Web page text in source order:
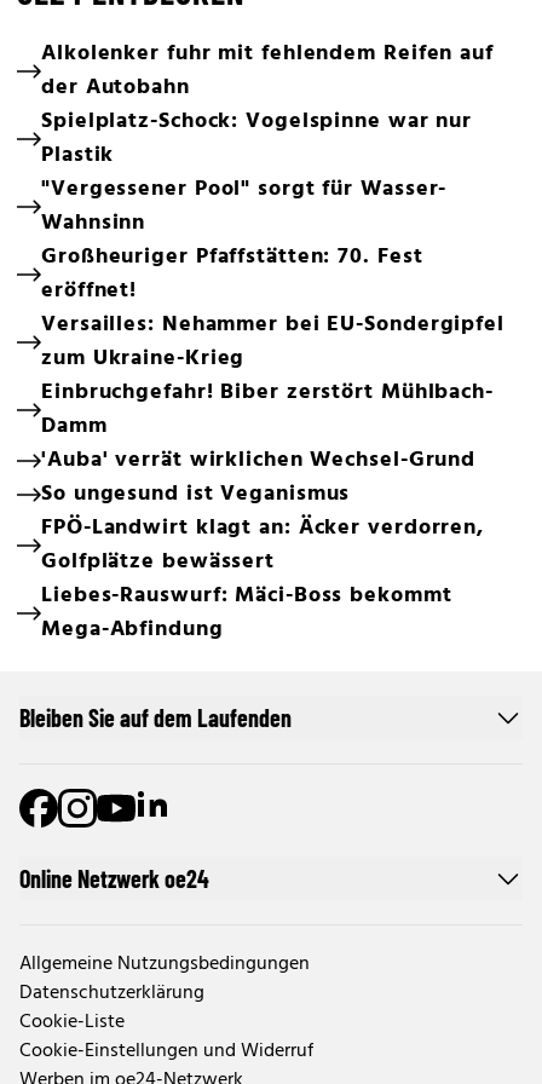
Alkolenker fuhr mit fehlendem Reifen auf
der Autobahn
Spielplatz-Schock: Vogelspinne war nur
Plastik
"Vergessener Pool" sorgt für Wasser-
Wahnsinn
Großheuriger Pfaffstätten: 70. Fest
eröffnet!
Versailles: Nehammer bei EU-Sondergipfel
zum Ukraine-Krieg
Einbruchgefahr! Biber zerstört Mühlbach-
Damm
'Auba' verrät wirklichen Wechsel-Grund
So ungesund ist Veganismus
FPÖ-Landwirt klagt an: Äcker verdorren,
Golfplätze bewässert
Liebes-Rauswurf: Mäci-Boss bekommt
Mega-Abfindung
Online Netzwerk oe24
Allgemeine Nutzungsbedingungen
Datenschutzerklärung
Cookie-Liste
Cookie-Einstellungen und Widerruf
Bleiben Sie auf dem Laufenden